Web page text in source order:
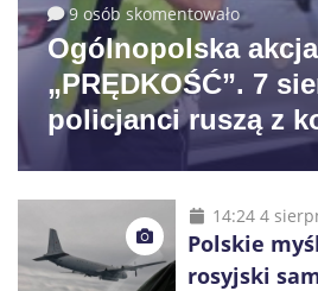
9 osób skomentowało
Ogólnopolska akcja
„PRĘDKOŚĆ”. 7
policjanci ruszą z
14:24 4
Polskie
rosyjski